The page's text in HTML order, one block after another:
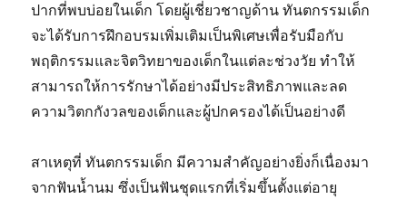
ปากที่พบบ่อยในเด็ก โดยผู้เชี่ยวชาญด้าน ทันตกรรมเด็ก
จะได้รับการฝึกอบรมเพิ่มเติมเป็นพิเศษเพื่อรับมือกับ
พฤติกรรมและจิตวิทยาของเด็กในแต่ละช่วงวัย ทำให้
สามารถให้การรักษาได้อย่างมีประสิทธิภาพและลด
ความวิตกกังวลของเด็กและผู้ปกครองได้เป็นอย่างดี
สาเหตุที่ ทันตกรรมเด็ก มีความสำคัญอย่างยิ่งก็เนื่องมา
จากฟันน้ำนม ซึ่งเป็นฟันชุดแรกที่เริ่มขึ้นตั้งแต่อายุ